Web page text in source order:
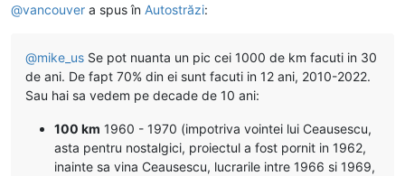
@vancouver a spus în Autostrăzi:
@mike_us Se pot nuanta un pic cei 1000 de km facuti in 30
de ani. De fapt 70% din ei sunt facuti in 12 ani, 2010-2022.
Sau hai sa vedem pe decade de 10 ani:
100 km 1960 - 1970 (impotriva vointei lui Ceausescu,
asta pentru nostalgici, proiectul a fost pornit in 1962,
inainte sa vina Ceausescu, lucrarile intre 1966 si 1969,